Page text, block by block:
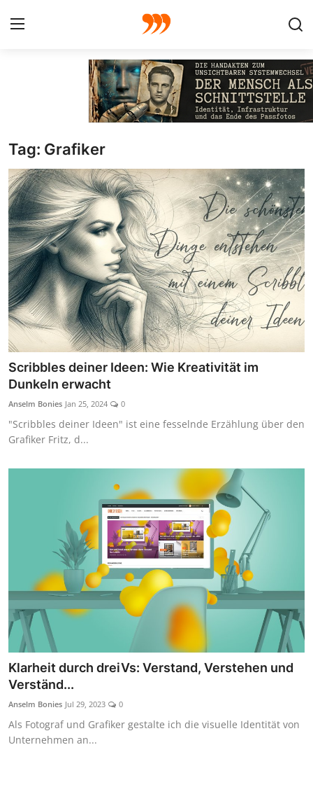
Galerie
GRAFIK
Redaktion
Beiträge
Vorproduktion
Tag: Grafiker
Scribbles deiner Ideen: Wie Kreativität im
Dunkeln erwacht
Anselm Bonies Jan 25, 2024 0
"Scribbles deiner Ideen" ist eine fesselnde Erzählung über den
Grafiker Fritz, d...
Klarheit durch dreiVs: Verstand, Verstehen und
Verständ...
Anselm Bonies Jul 29, 2023 0
Als Fotograf und Grafiker gestalte ich die visuelle Identität von
Unternehmen an...